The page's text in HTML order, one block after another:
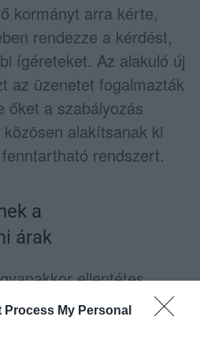
Process My Personal
kormányt arra kérte,
rendezze a kérdést,
ígéreteket. Az alakuló új
az üzenetet fogalmazták
őket a szabályozás
alakítsanak ki
rendszert.
a
árak
ellentétes
Holtankoljak.hu
hétfői
csökkennek a